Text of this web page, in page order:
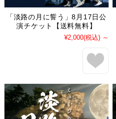
「淡路の月に誓う」8月17日公
演チケット【送料無料】
¥2,000(税込) ～